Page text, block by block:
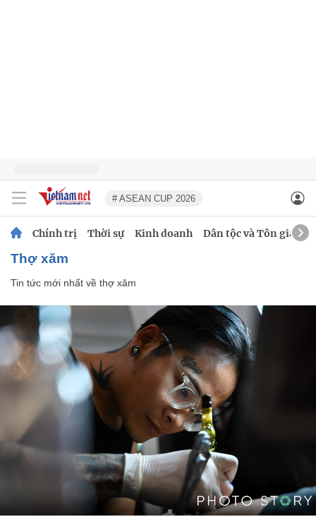
# ASEAN CUP 2026
Chính trị Thời sự Kinh doanh Dân tộc và Tôn giáo
thợ xăm
Tin tức mới nhất về thợ xăm